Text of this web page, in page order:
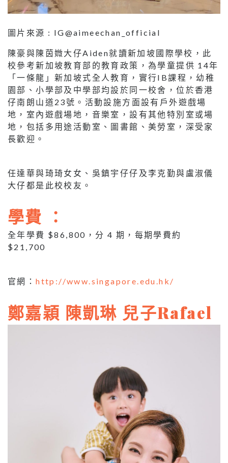
圖片來源 : IG@aimeechan_official
陳豪與陳茵媺大仔Aiden就讀新加坡國際學校，此
校參考新加坡教育部的教育政策，為學童提供 14年
「一條龍」新加坡式全人教育，實行IB課程，幼稚
園部、小學部及中學部均設於同一校舍，位於香港
仔南朗山道23號。活動設施方面設有戶外遊戲場
地，室內遊戲場地，音樂室，設有其他特別室或場
地，包括多用途活動室、圖書館、美勞室，深受家
長歡迎。
任達華與琦琦女女、吳鎮宇仔仔及李克勤與盧淑儀
大仔都是此校校友。
學費 ：
全年學費 $86,800，分 4 期，每期學費約
$21,700
官網：http://www.singapore.edu.hk/
鄭嘉穎 陳凱琳 兒子Rafael